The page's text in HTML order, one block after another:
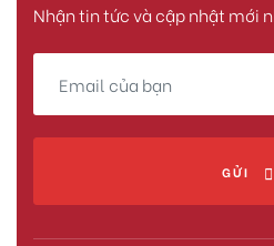
Nhận tin tức và cập nhật mới
GỬI